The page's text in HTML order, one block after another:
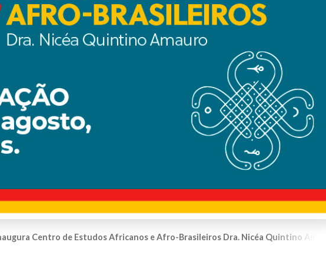
Centro de Estudos Africanos e Afro-Brasileiros Dra. Nicéa Quintino